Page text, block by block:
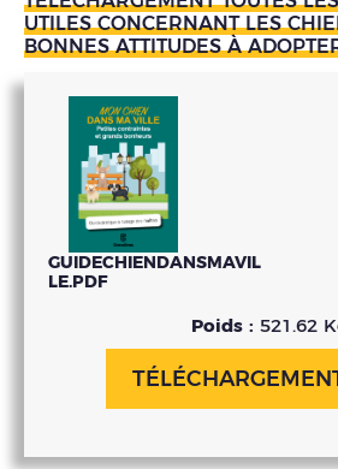
UTILES CONCERNANT LES
BONNES ATTITUDES À
GUIDECHIENDANSMAVIL
LE.PDF
Poids : 521.62